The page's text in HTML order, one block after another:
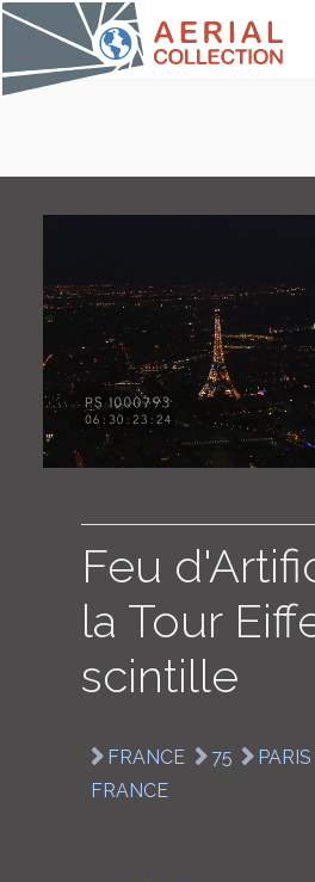
Feu
la Tour
scintille
FRANCE 75 PARIS
FRANCE